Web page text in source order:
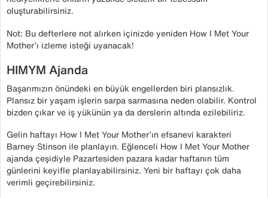
oluşturabilirsiniz.
Not: Bu defterlere not alırken içinizde yeniden How I Met Your
Mother’ı izleme isteği uyanacak!
HIMYM Ajanda
Başarımızın önündeki en büyük engellerden biri plansızlık.
Plansız bir yaşam işlerin sarpa sarmasına neden olabilir. Kontrol
bizden çıkar ve iş yükünün ya da derslerin altında ezilebiliriz.
Gelin haftayı How I Met Your Mother’ın efsanevi karakteri
Barney Stinson ile planlayın. Eğlenceli How I Met Your Mother
ajanda çeşidiyle Pazartesiden pazara kadar haftanın tüm
günlerini keyifle planlayabilirsiniz. Yeni bir haftayı çok daha
verimli geçirebilirsiniz.